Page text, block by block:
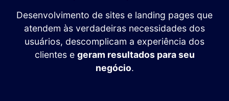
Desenvolvimento de sites e landing pages que
atendem às verdadeiras necessidades dos
usuários, descomplicam a experiência dos
clientes e geram resultados para seu
negócio.